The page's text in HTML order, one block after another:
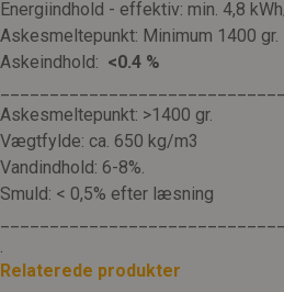
Energiindhold - effektiv: min. 4,8
Askesmeltepunkt: Minimum 1400 gr.
Askeindhold: <0.4 %
Askesmeltepunkt: >1400 gr.
Vægtfylde: ca. 650 kg/m3
Vandindhold: 6-8%.
Smuld: < 0,5% efter læsning
.
Relaterede produkter